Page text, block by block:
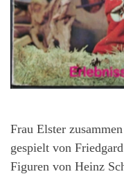
Frau Elster
gespielt von
Figuren von Heinz